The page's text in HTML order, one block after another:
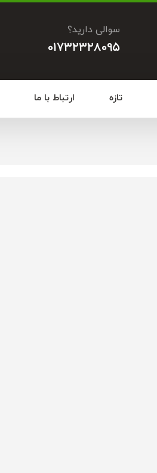
سوالی دارید؟
۰۱۷۳۲۳۲۸۰۹۵
تازه ارتباط با ما